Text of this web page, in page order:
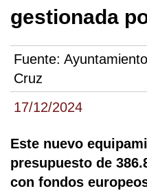
17/12/2024
gestionada
Fuente:
Cruz
Este nuevo
presupuesto de
con fondos